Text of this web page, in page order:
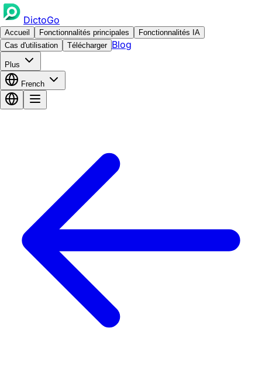
DictoGo
Accueil Fonctionnalités principales
Fonctionnalités IA
Cas d'utilisation
Télécharger Blog
Plus
French